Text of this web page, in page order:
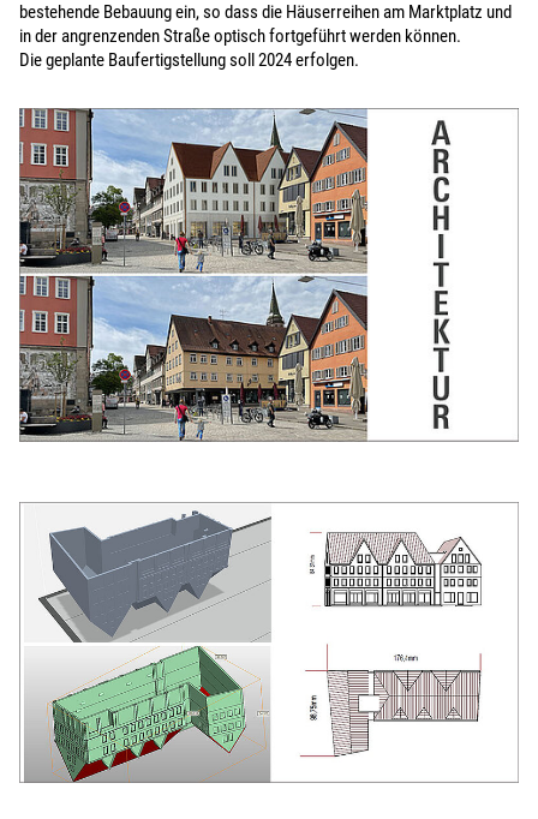
bestehende Bebauung ein, so dass die Häuserreihen am Marktplatz und
in der angrenzenden Straße optisch fortgeführt werden können.
Die geplante Baufertigstellung soll 2024 erfolgen.